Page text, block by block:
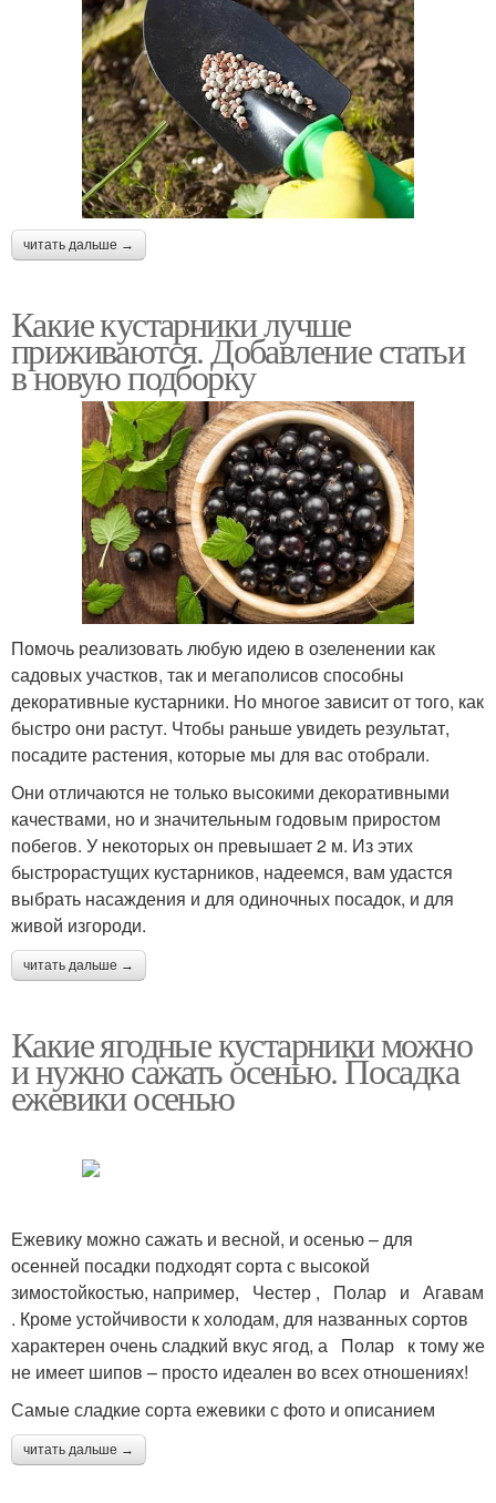
читать дальше →
Какие кустарники лучше
приживаются. Добавление статьи
в новую подборку
Помочь реализовать любую идею в озеленении как
садовых участков, так и мегаполисов способны
декоративные кустарники. Но многое зависит от того, как
быстро они растут. Чтобы раньше увидеть результат,
посадите растения, которые мы для вас отобрали.
Они отличаются не только высокими декоративными
качествами, но и значительным годовым приростом
побегов. У некоторых он превышает 2 м. Из этих
быстрорастущих кустарников, надеемся, вам удастся
выбрать насаждения и для одиночных посадок, и для
живой изгороди.
читать дальше →
Какие ягодные кустарники можно
и нужно сажать осенью. Посадка
ежевики осенью
Ежевику можно сажать и весной, и осенью – для
осенней посадки подходят сорта с высокой
зимостойкостью, например, Честер , Полар и Агавам
. Кроме устойчивости к холодам, для названных сортов
характерен очень сладкий вкус ягод, а Полар к тому же
не имеет шипов – просто идеален во всех отношениях!
Самые сладкие сорта ежевики с фото и описанием
читать дальше →